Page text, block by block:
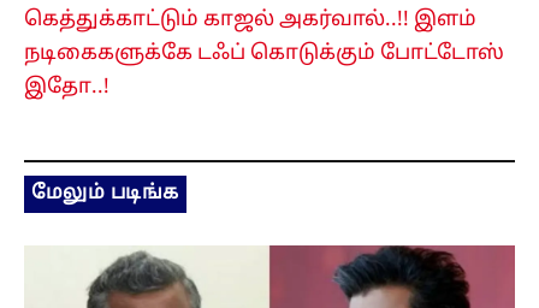
கெத்துக்காட்டும் காஜல் அகர்வால்..!! இளம்
நடிகைகளுக்கே டஃப் கொடுக்கும் போட்டோஸ்
இதோ..!
மேலும் படிங்க